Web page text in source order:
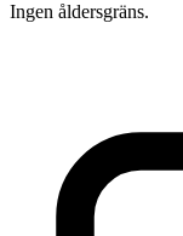
Ingen åldersgräns.